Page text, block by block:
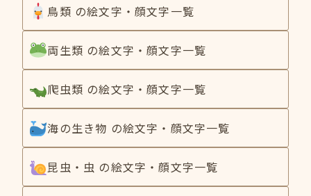
鳥類 の絵文字・顔文字一覧
両生類 の絵文字・顔文字一覧
爬虫類 の絵文字・顔文字一覧
海の生き物 の絵文字・顔文字一覧
昆虫・虫 の絵文字・顔文字一覧